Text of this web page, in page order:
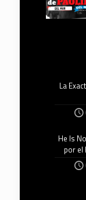
La
He Is
por el